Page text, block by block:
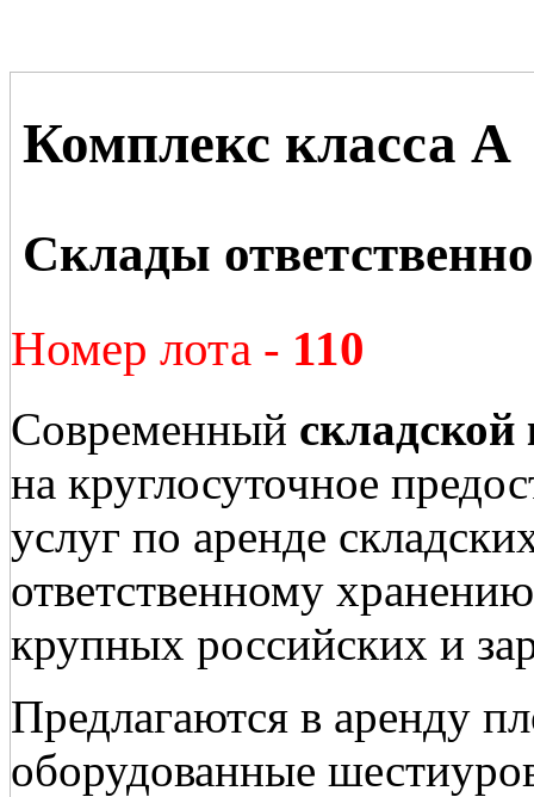
Комплекс класса А
Склады
Номер лота - 110
Современный складской
на круглосуточное
услуг по аренде
ответственному
крупных российских и
Предлагаются в аренду
оборудованные